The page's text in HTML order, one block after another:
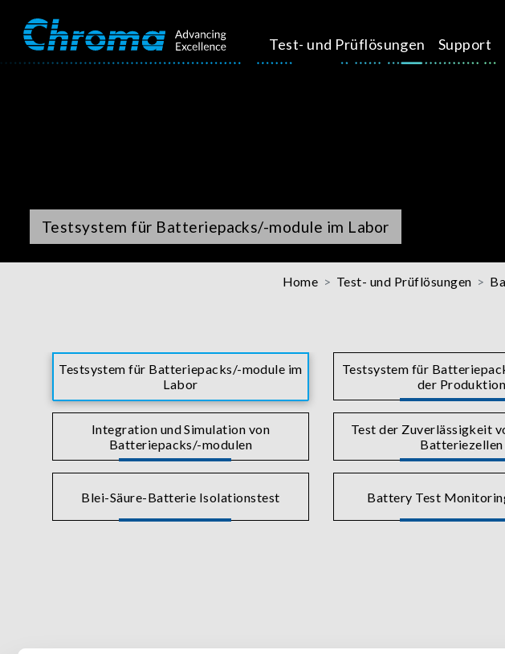
Test- und Prüflösungen Support
Testsystem für Batteriepacks/-module im Labor
Home Test- und Prüflösungen
Testsystem für Batteriepacks/-module im
Labor
Testsystem für
der Produktion
Integration und Simulation von
Batteriepacks/-modulen
Test der Zuverlässigkeit
Batteriezellen
Blei-Säure-Batterie Isolationstest Battery Test